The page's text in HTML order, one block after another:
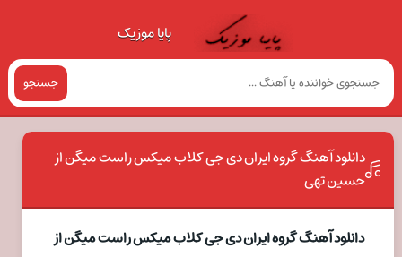
پایا موزیک
جستجو
دانلود آهنگ گروه ایران دی جی کلاب میکس راست میگن از
حسین تهی
دانلود آهنگ گروه ایران دی جی کلاب میکس راست میگن از